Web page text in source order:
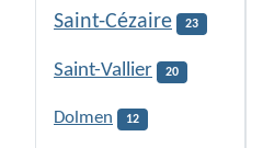
Saint-Cézaire 23
Saint-Vallier 20
Dolmen 12